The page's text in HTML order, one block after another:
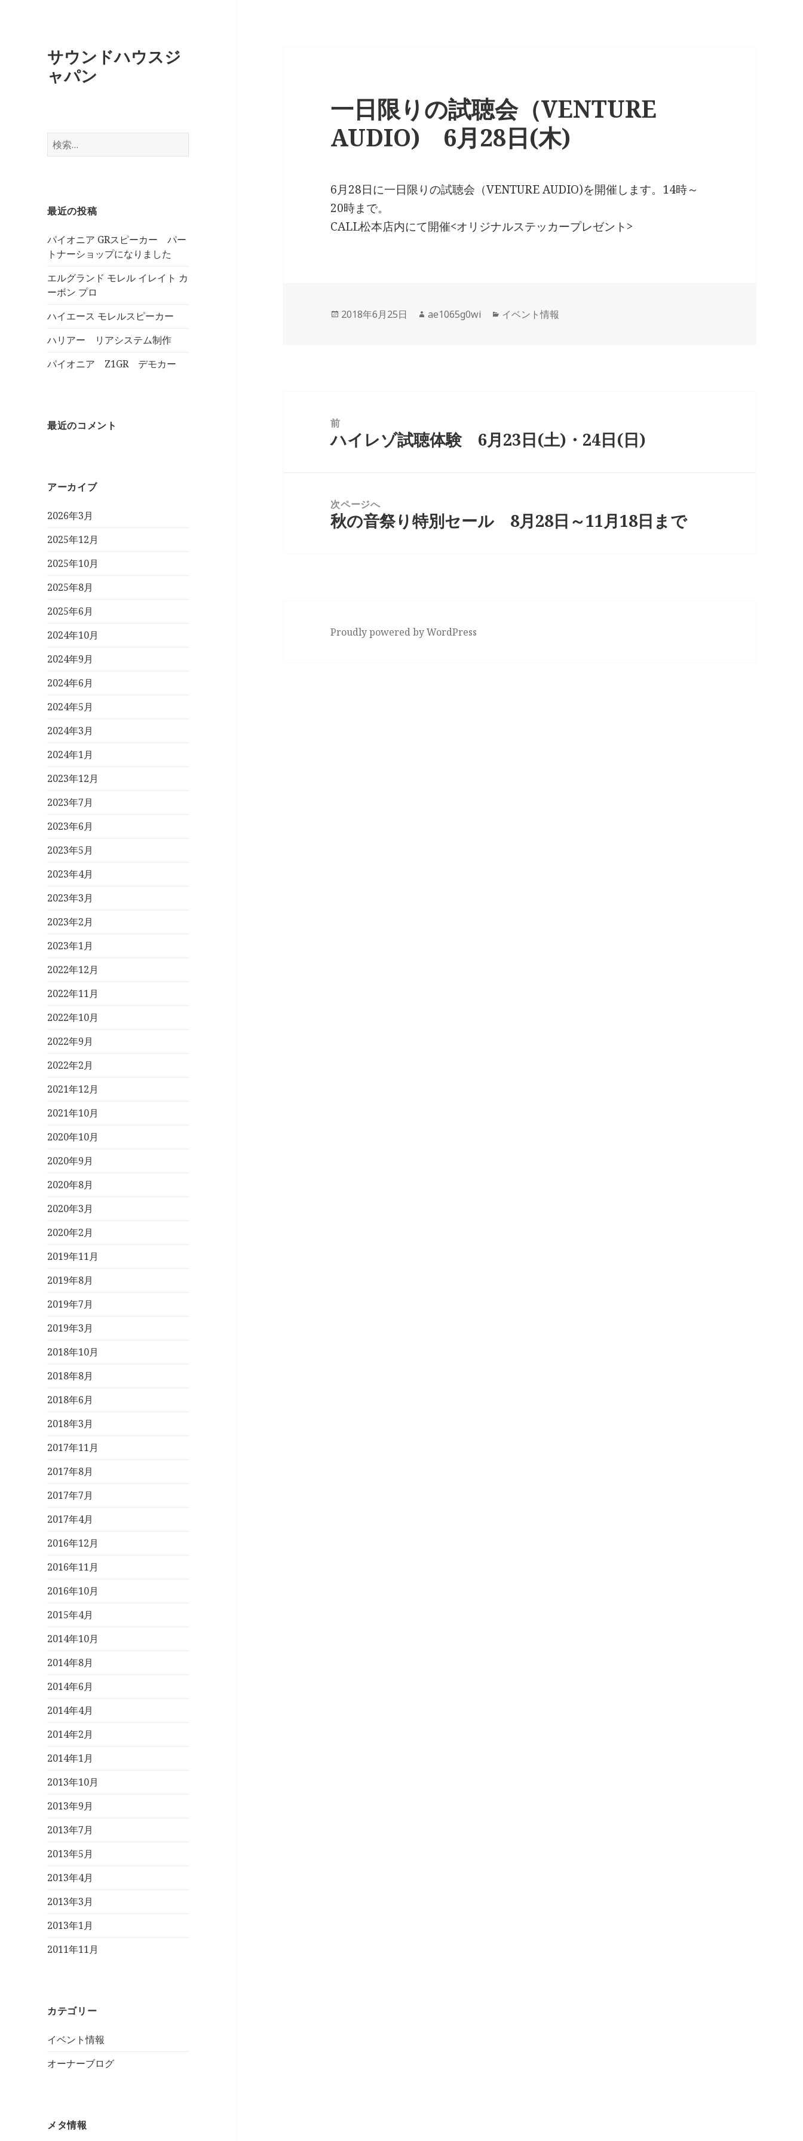
サウンドハウスジ
ャパン
検
索
最近の投稿
パイオニア GRスピーカー パー
トナーショップになりました
エルグランド モレル イレイト カ
ーボン プロ
ハイエース モレルスピーカー
ハリアー リアシステム制作
パイオニア Z1GR デモカー
最近のコメント
アーカイブ
2026年3月
2025年12月
2025年10月
2025年8月
2025年6月
2024年10月
2024年9月
2024年6月
2024年5月
2024年3月
2024年1月
2023年12月
2023年7月
2023年6月
2023年5月
2023年4月
2023年3月
2023年2月
2023年1月
2022年12月
2022年11月
2022年10月
2022年9月
2022年2月
2021年12月
2021年10月
2020年10月
2020年9月
2020年8月
2020年3月
2020年2月
2019年11月
2019年8月
2019年7月
2019年3月
2018年10月
2018年8月
2018年6月
2018年3月
2017年11月
2017年8月
2017年7月
2017年4月
2016年12月
2016年11月
2016年10月
2015年4月
2014年10月
2014年8月
2014年6月
2014年4月
2014年2月
2014年1月
2013年10月
2013年9月
2013年7月
2013年5月
2013年4月
2013年3月
2013年1月
2011年11月
カテゴリー
イベント情報
オーナーブログ
メタ情報
一日限りの試聴会（VENTURE
AUDIO) 6月28日(木)
6月28日に一日限りの試聴会（VENTURE AUDIO)を開催します。14時～
20時まで。
CALL松本店内にて開催<オリジナルステッカープレゼント>
投
2018年6月25日
作
ae1065g0wi
カ
イベント情報
前
前
ハイレゾ試聴体験 6月23日(土)・24日(日)
次ページへ
次
秋の音祭り特別セール 8月28日～11月18日まで
Proudly powered by WordPress